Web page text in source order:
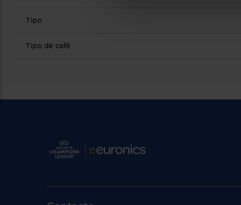
Tipo
Tipo de café